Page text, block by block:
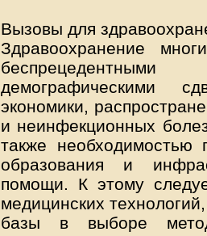
Вызовы для
Здравоохранение
демографическими
экономики,
и неинфекционных
также необходимостью
образования и
помощи. К этому
медицинских
базы в выборе